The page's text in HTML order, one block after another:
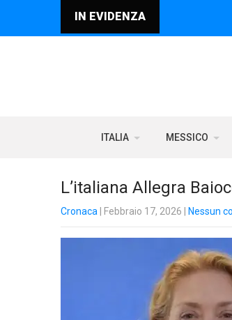
IN EVIDENZA
ITALIA MESSICO
L’italiana Allegra
Cronaca | Febbraio 17, 2026 Nessun